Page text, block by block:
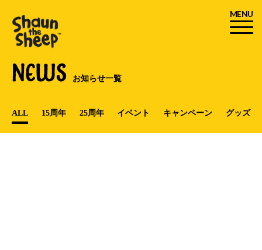
MENU
NEWS お知らせ一覧
ALL 15周年 25周年 イベント キャンペーン グッズ